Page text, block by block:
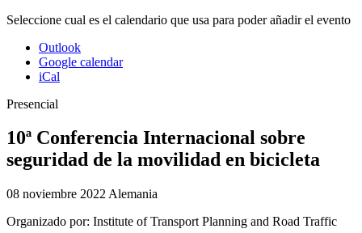
Seleccione cual es el calendario que usa para poder añadir el evento
Outlook
Google calendar
iCal
Presencial
10ª Conferencia Internacional sobre
seguridad de la movilidad en bicicleta
08 noviembre 2022 Alemania
Organizado por: Institute of Transport Planning and Road Traffic